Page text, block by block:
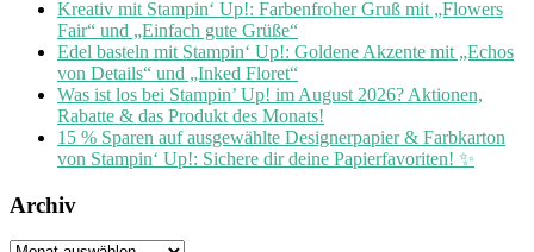
Kreativ mit Stampin‘ Up!: Farbenfroher Gruß mit „Flowers
Fair“ und „Einfach gute Grüße“
Edel basteln mit Stampin‘ Up!: Goldene Akzente mit „Echos
von Details“ und „Inked Floret“
Was ist los bei Stampin’ Up! im August 2026? Aktionen,
Rabatte & das Produkt des Monats!
15 % Sparen auf ausgewählte Designerpapier & Farbkarton
von Stampin‘ Up!: Sichere dir deine Papierfavoriten! ✨
Archiv